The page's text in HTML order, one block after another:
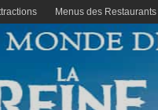
Menus des Restaurants